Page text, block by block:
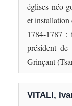
églises néo-
et
1784-1787 :
président
Grinçant
VITALI,